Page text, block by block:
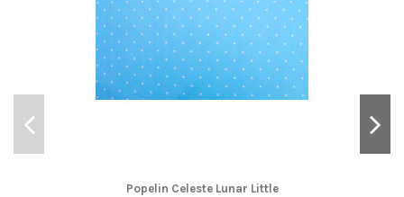
Popelin Celeste Lunar Little